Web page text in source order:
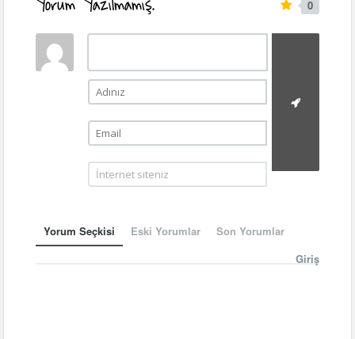
0
Yorum Seçkisi Eski Yorumlar
Son Yorumlar
Giriş